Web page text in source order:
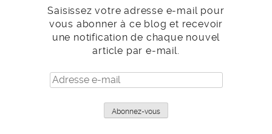
Saisissez votre adresse e-mail pour
vous abonner à ce blog et recevoir
une notification de chaque nouvel
article par e-mail.
Adresse
e-
Abonnez-vous